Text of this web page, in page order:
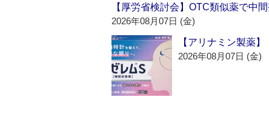
【厚労省検討会】OTC類似薬で中
2026年08月07日 (金)
【アリナミン製薬
2026年08月07日 (金)